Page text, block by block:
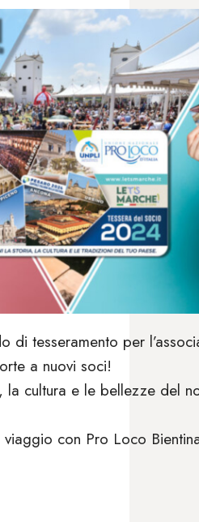
di tesseramento per
a nuovi soci!
la cultura e le bellezze del
con Pro Loco